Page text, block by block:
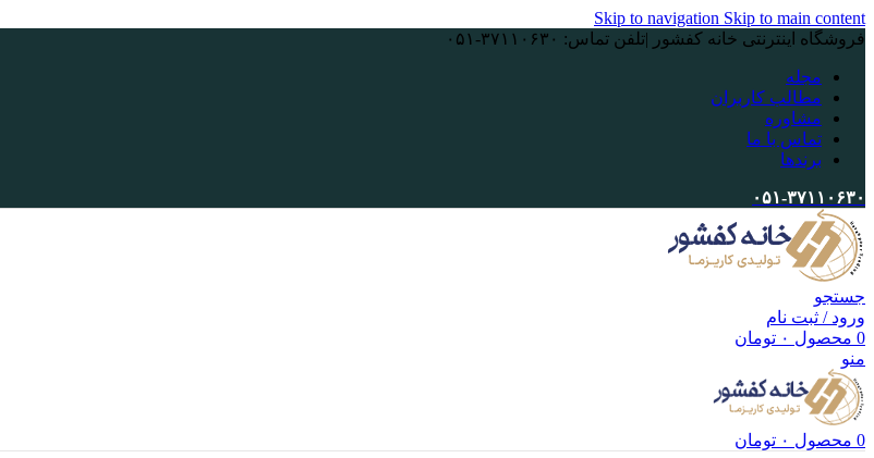
Skip to navigation Skip to main content
فروشگاه اینترنتی خانه کفشور |تلفن تماس: ۳۷۱۱۰۶۳۰-۰۵۱
مجله
مطالب کاربران
مشاوره
تماس با ما
برندها
۰۵۱-۳۷۱۱۰۶۳۰
جستجو
ورود / ثبت نام
0 محصول ۰ تومان
منو
0 محصول ۰ تومان